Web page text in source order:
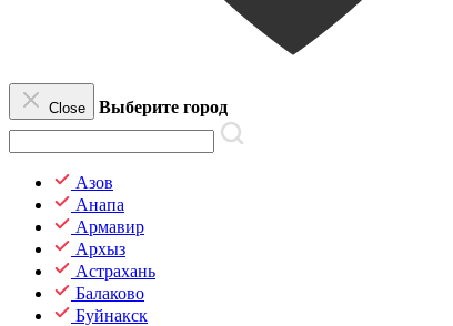
Close Выберите город
Азов
Анапа
Армавир
Архыз
Астрахань
Балаково
Буйнакск